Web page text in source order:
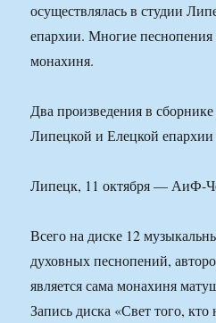
осуществлялась в студии
епархии. Многие песнопения
монахиня.
Два произведения в
Липецкой и Елецкой
Липецк, 11 октября — АиФ-
Всего на диске 12
духовных песнопений,
является сама монахиня
Запись диска «Свет того, кто